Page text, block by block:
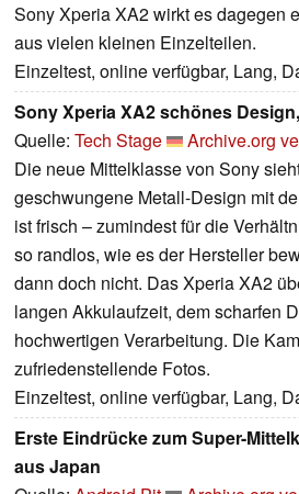
Sony Xperia XA2 wirkt es dagegen
aus vielen kleinen Einzelteilen.
Einzeltest, online verfügbar, Lang,
Sony Xperia XA2 schönes
Quelle: Tech Stage
Archive.org
Die neue Mittelklasse von Sony
geschwungene Metall-Design mit
ist frisch – zumindest für die
so randlos, wie es der Hersteller
dann doch nicht. Das Xperia XA2
langen Akkulaufzeit, dem scharfen
hochwertigen Verarbeitung. Die
zufriedenstellende Fotos.
Einzeltest, online verfügbar, Lang,
Erste Eindrücke zum Super-
aus Japan